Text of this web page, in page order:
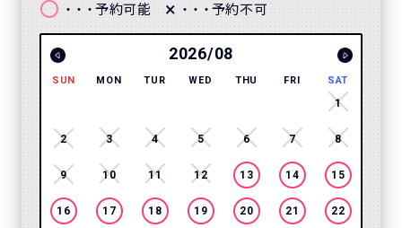
〇 ・・・ 予約可能 × ・・・ 予約不可
2026/08
SUN MON TUR WED THU FRI SAT
1
2 3 4 5 6 7 8
9 10 11 12 13 14 15
16 17 18 19 20 21 22
SUN
13
20